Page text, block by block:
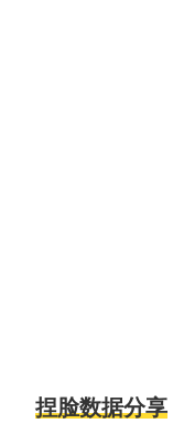
捏脸数据分享